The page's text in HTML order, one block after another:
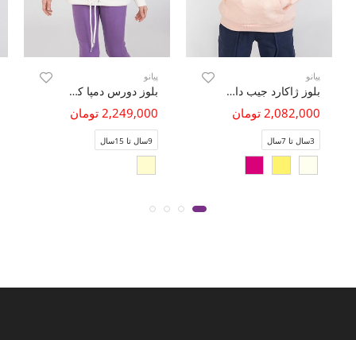
پیانو
بلوز ژاکارد جیب دار ستاره ها
2,082,000 تومان
3سال تا 7سال
پیانو
بلوز دورس دمپا کشباف گت دار (ست با کد 10291)
2,249,000 تومان
9سال تا 15سال